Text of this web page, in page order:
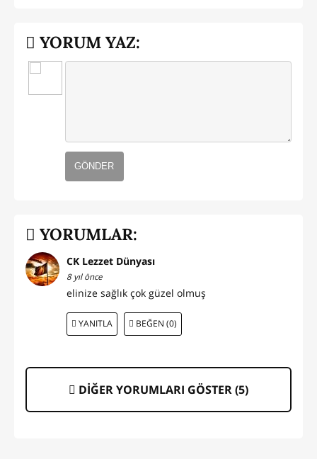
YORUM YAZ:
GÖNDER
YORUMLAR:
CK Lezzet Dünyası
8 yıl önce
elinize sağlık çok güzel olmuş
YANITLA BEĞEN (0)
DİĞER YORUMLARI GÖSTER (5)